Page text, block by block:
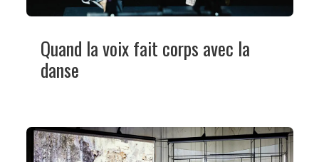
Quand la voix fait corps avec la
danse